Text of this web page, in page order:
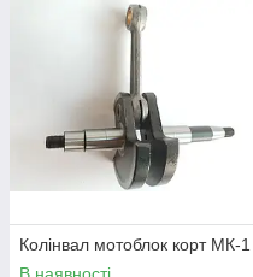
Колінвал мотоблок корт МК-1